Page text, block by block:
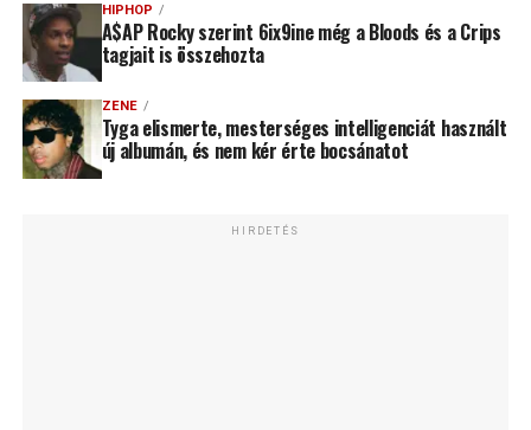
HIPHOP
A$AP Rocky szerint 6ix9ine még a Bloods és a Crips
tagjait is összehozta
ZENE
Tyga elismerte, mesterséges intelligenciát használt
új albumán, és nem kér érte bocsánatot
HIRDETÉS